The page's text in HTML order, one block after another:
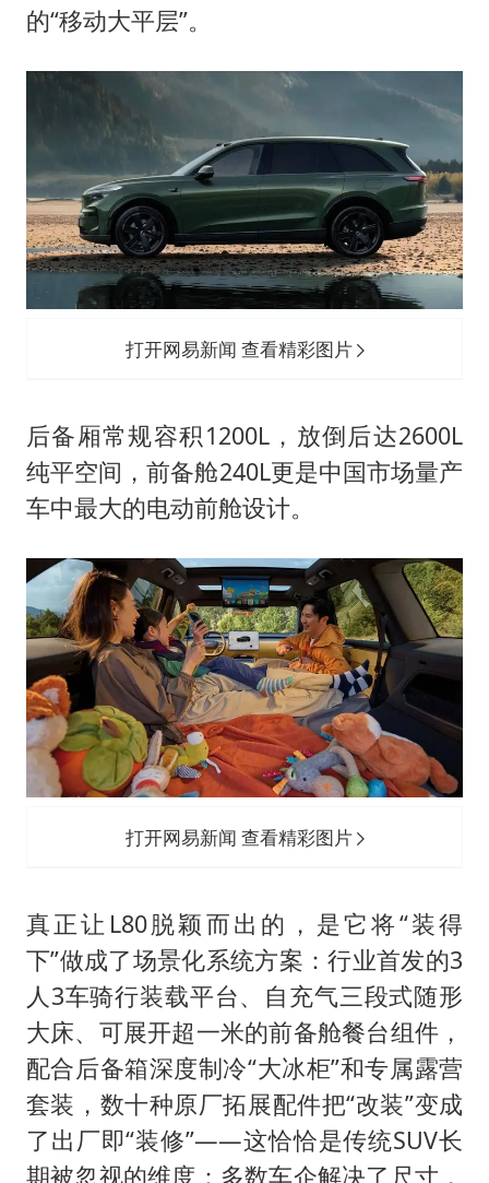
的“移动大平层”。
打开网易新闻 查看精彩图片
后备厢常规容积1200L，放倒后达2600L
纯平空间，前备舱240L更是中国市场量产
车中最大的电动前舱设计。
打开网易新闻 查看精彩图片
真正让L80脱颖而出的，是它将“装得
下”做成了场景化系统方案：行业首发的3
人3车骑行装载平台、自充气三段式随形
大床、可展开超一米的前备舱餐台组件，
配合后备箱深度制冷“大冰柜”和专属露营
套装，数十种原厂拓展配件把“改装”变成
了出厂即“装修”——这恰恰是传统SUV长
期被忽视的维度：多数车企解决了尺寸，